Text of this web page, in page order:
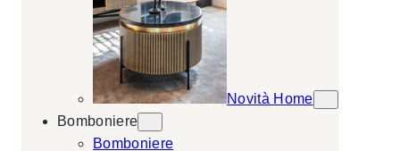
Novità Home
Bomboniere
Bomboniere